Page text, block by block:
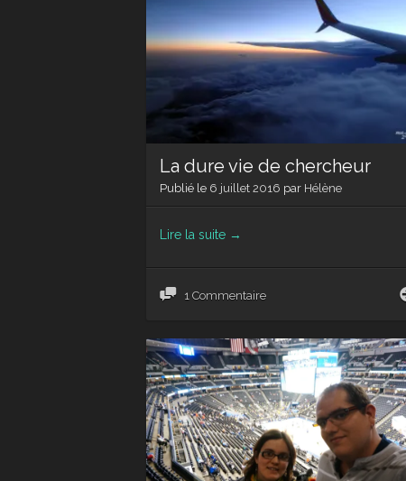
La dure vie de chercheur
Publié le 6 juillet 2016 par Hélène
Lire la suite →
1 Commentaire